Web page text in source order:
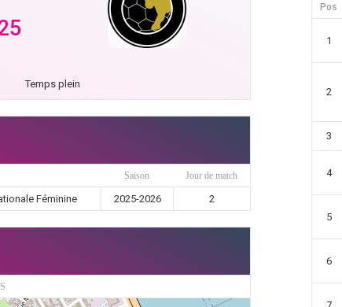
Temps plein
Saison Jour de match
Féminine 2025-2026 2
Pos
1
2
3
4
5
6